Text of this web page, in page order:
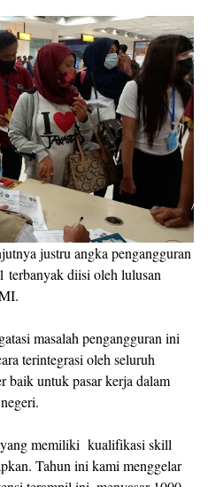
justru angka pengangguran
terbanyak diisi oleh lulusan
masalah pengangguran ini
terintegrasi oleh seluruh
baik untuk pasar kerja dalam
memiliki kualifikasi skill
Tahun ini kami menggelar